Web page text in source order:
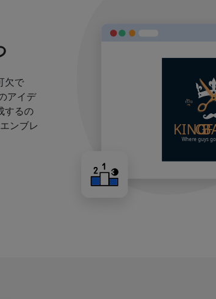
欠で
アイデ
するの
ンブレ